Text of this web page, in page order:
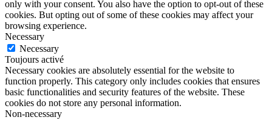
only with your consent. You also have the option to opt-out of these
cookies. But opting out of some of these cookies may affect your
browsing experience.
Necessary
Necessary
Toujours activé
Necessary cookies are absolutely essential for the website to
function properly. This category only includes cookies that ensures
basic functionalities and security features of the website. These
cookies do not store any personal information.
Non-necessary